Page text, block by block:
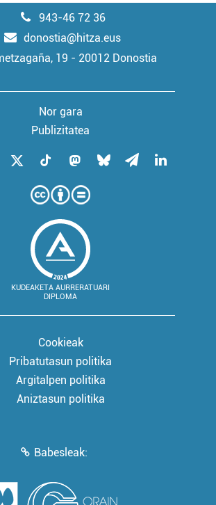
943-46 72 36
donostia@hitza.eus
19 - 20012 Donostia
Nor gara
Publizitatea
KUDEAKETA AURRERATUARI
DIPLOMA
Cookieak
Pribatutasun politika
Argitalpen politika
Aniztasun politika
Babesleak: